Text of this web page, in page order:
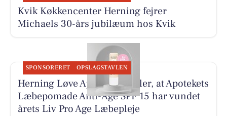
Kvik Køkkencenter Herning fejrer
Michaels 30-års jubilæum hos Kvik
SPONSORERET OPSLAGSTAVLEN
Herning Løve Apotek fortæller, at Apotekets
Læbepomade Anti-Age SPF 15 har vundet
årets Liv Pro Age Læbepleje